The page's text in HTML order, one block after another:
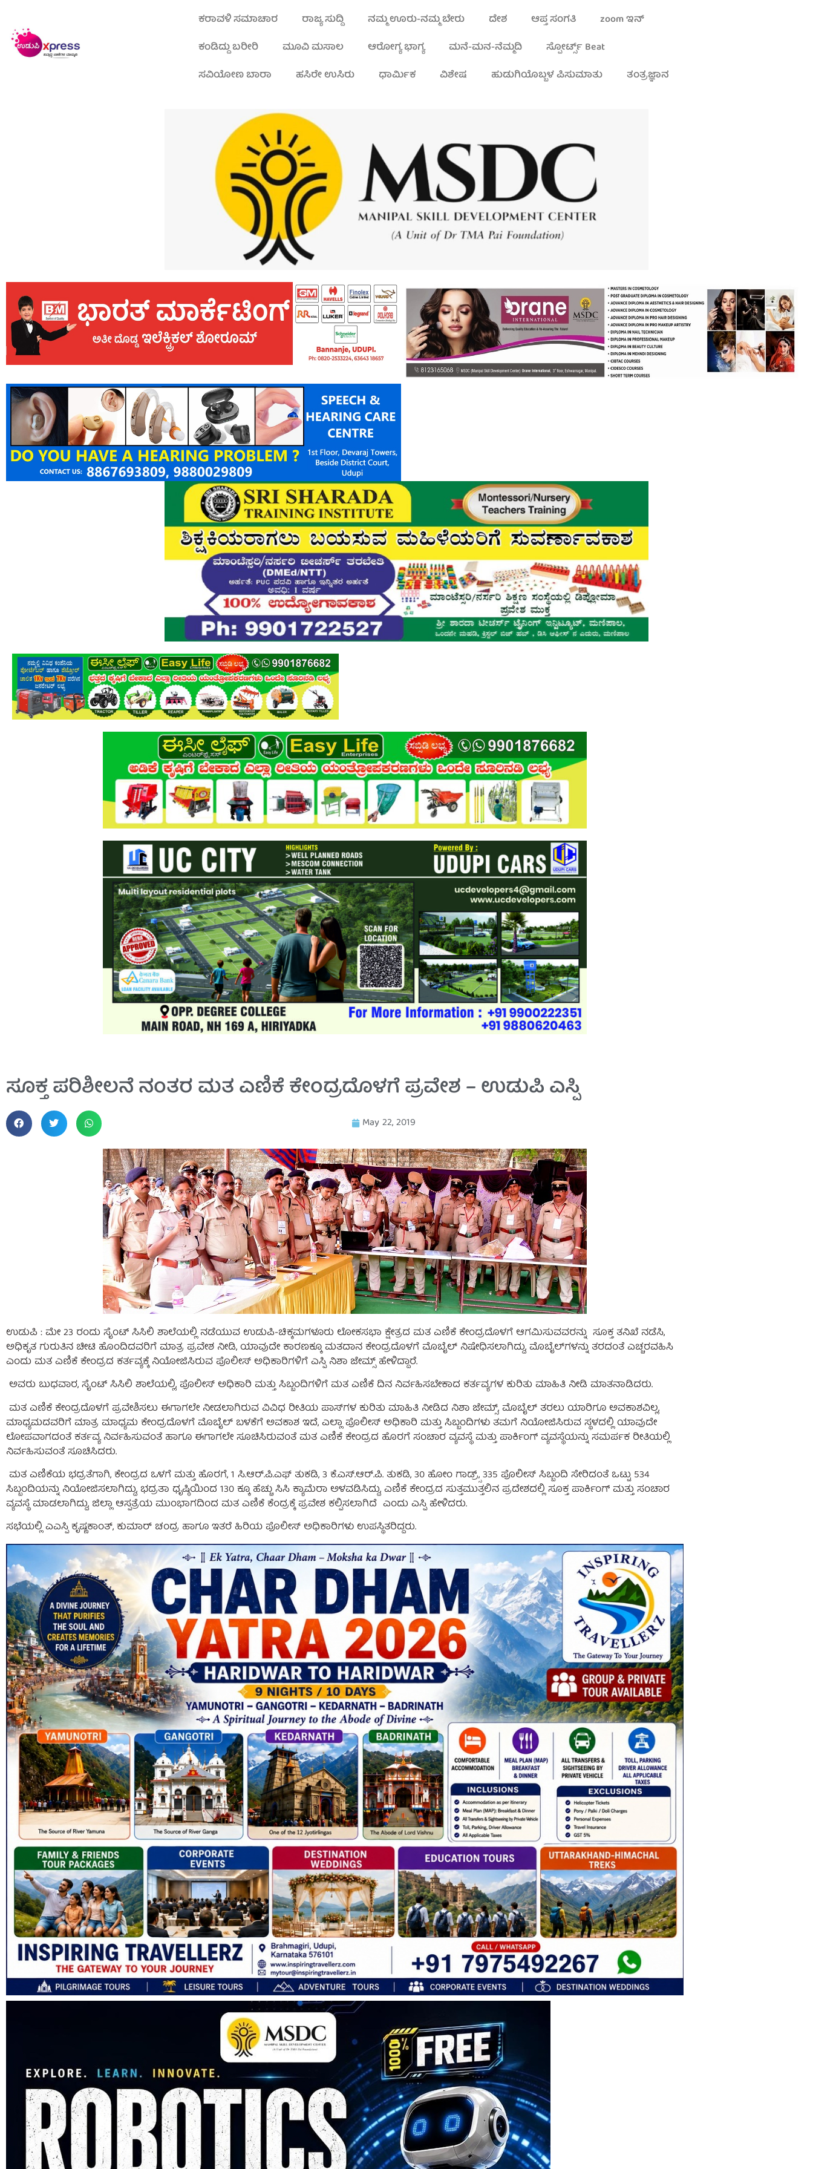
ಕರಾವಳಿ ಸಮಾಚಾರ ರಾಜ್ಯ ಸುದ್ದಿ ನಮ್ಮ ಊರು-ನಮ್ಮ ಬೇರು ದೇಶ ಆಪ್ತ ಸಂಗತಿ
zoom ಇನ್
ಕಂಡಿದ್ದು ಬರೀರಿ
ಮೂವಿ ಮಸಾಲ ಆರೋಗ್ಯ ಭಾಗ್ಯ ಮನೆ-ಮನ-ನೆಮ್ಮದಿ
ಸ್ಪೋರ್ಟ್ಸ್ Beat
ಸವಿಯೋಣ ಬಾರಾ
ಹಸಿರೇ ಉಸಿರು ಧಾರ್ಮಿಕ ವಿಶೇಷ ಹುಡುಗಿಯೊಬ್ಬಳ ಪಿಸುಮಾತು ತಂತ್ರಜ್ಞಾನ
ಸೂಕ್ತ ಪರಿಶೀಲನೆ ನಂತರ ಮತ ಎಣಿಕೆ ಕೇಂದ್ರದೊಳಗೆ ಪ್ರವೇಶ – ಉಡುಪಿ ಎಸ್ಪಿ
May 22, 2019
ಉಡುಪಿ : ಮೇ 23 ರಂದು ಸೈಂಟ್ ಸಿಸಿಲಿ ಶಾಲೆಯಲ್ಲಿ ನಡೆಯುವ ಉಡುಪಿ-ಚಿಕ್ಕಮಗಳೂರು ಲೋಕಸಭಾ ಕ್ಷೇತ್ರದ ಮತ ಎಣಿಕೆ ಕೇಂದ್ರದೊಳಗೆ ಆಗಮಿಸುವವರನ್ನು ಸೂಕ್ತ ತನಿಖೆ ನಡೆಸಿ,
ಅಧಿಕೃತ ಗುರುತಿನ ಚೀಟಿ ಹೊಂದಿದವರಿಗೆ ಮಾತ್ರ ಪ್ರವೇಶ ನೀಡಿ, ಯಾವುದೇ ಕಾರಣಕ್ಕೂ ಮತದಾನ ಕೇಂದ್ರದೊಳಗೆ ಮೊಬೈಲ್ ನಿಷೇಧಿಸಲಾಗಿದ್ದು, ಮೊಬೈಲ್‍ಗಳನ್ನು ತರದಂತೆ ಎಚ್ಚರವಹಿಸಿ
ಎಂದು ಮತ ಎಣಿಕೆ ಕೇಂದ್ರದ ಕರ್ತವ್ಯಕ್ಕೆ ನಿಯೋಜಿಸಿರುವ ಪೊಲೀಸ್ ಅಧಿಕಾರಿಗಳಿಗೆ ಎಸ್ಪಿ ನಿಶಾ ಜೇಮ್ಸ್ ಹೇಳಿದ್ದಾರೆ.
ಅವರು ಬುಧವಾರ, ಸೈಂಟ್ ಸಿಸಿಲಿ ಶಾಲೆಯಲ್ಲಿ, ಪೊಲೀಸ್ ಅಧಿಕಾರಿ ಮತ್ತು ಸಿಬ್ಬಂದಿಗಳಿಗೆ ಮತ ಎಣಿಕೆ ದಿನ ನಿರ್ವಹಿಸಬೇಕಾದ ಕರ್ತವ್ಯಗಳ ಕುರಿತು ಮಾಹಿತಿ ನೀಡಿ ಮಾತನಾಡಿದರು.
ಮತ ಎಣಿಕೆ ಕೇಂದ್ರದೊಳಗೆ ಪ್ರವೇಶಿಸಲು ಈಗಾಗಲೇ ನೀಡಲಾಗಿರುವ ವಿವಿಧ ರೀತಿಯ ಪಾಸ್‍ಗಳ ಕುರಿತು ಮಾಹಿತಿ ನೀಡಿದ ನಿಶಾ ಜೇಮ್ಸ್, ಮೊಬೈಲ್ ತರಲು ಯಾರಿಗೂ ಅವಕಾಶವಿಲ್ಲ,
ಮಾಧ್ಯಮದವರಿಗೆ ಮಾತ್ರ ಮಾಧ್ಯಮ ಕೇಂದ್ರದೊಳಗೆ ಮೊಬೈಲ್ ಬಳಕೆಗೆ ಅವಕಾಶ ಇದೆ, ಎಲ್ಲಾ ಪೊಲೀಸ್ ಅಧಿಕಾರಿ ಮತ್ತು ಸಿಬ್ಬಂದಿಗಳು ತಮಗೆ ನಿಯೋಜಿಸಿರುವ ಸ್ಥಳದಲ್ಲಿ ಯಾವುದೇ
ಲೋಪವಾಗದಂತೆ ಕರ್ತವ್ಯ ನಿರ್ವಹಿಸುವಂತೆ ಹಾಗೂ ಈಗಾಗಲೇ ಸೂಚಿಸಿರುವಂತೆ ಮತ ಎಣಿಕೆ ಕೇಂದ್ರದ ಹೊರಗೆ ಸಂಚಾರ ವ್ಯವಸ್ಥೆ ಮತ್ತು ಪಾರ್ಕಿಂಗ್ ವ್ಯವಸ್ಥೆಯನ್ನು ಸಮರ್ಪಕ ರೀತಿಯಲ್ಲಿ
ನಿರ್ವಹಿಸುವಂತೆ ಸೂಚಿಸಿದರು.
ಮತ ಎಣಿಕೆಯ ಭದ್ರತೆಗಾಗಿ, ಕೇಂದ್ರದ ಒಳಗೆ ಮತ್ತು ಹೊರಗೆ, 1 ಸಿ.ಆರ್.ಪಿ.ಎಫ್ ತುಕಡಿ, 3 ಕೆ.ಎಸ್.ಆರ್.ಪಿ. ತುಕಡಿ, 30 ಹೋಂ ಗಾಡ್ರ್ಸ್, 335 ಪೊಲೀಸ್ ಸಿಬ್ಬಂದಿ ಸೇರಿದಂತೆ ಒಟ್ಟು 534
ಸಿಬ್ಬಂದಿಯನ್ನು ನಿಯೋಜಿಸಲಾಗಿದ್ದು, ಭದ್ರತಾ ಧೃಷ್ಠಿಯಿಂದ 130 ಕ್ಕೂ ಹೆಚ್ಚು ಸಿಸಿ ಕ್ಯಾಮೆರಾ ಅಳವಡಿಸಿದ್ದು, ಎಣಿಕೆ ಕೇಂದ್ರದ ಸುತ್ತಮುತ್ತಲಿನ ಪ್ರದೇಶದಲ್ಲಿ ಸೂಕ್ತ ಪಾರ್ಕಿಂಗ್ ಮತ್ತು ಸಂಚಾರ
ವ್ಯವಸ್ಥೆ ಮಾಡಲಾಗಿದ್ದು, ಜಿಲ್ಲಾ ಆಸ್ಪತ್ರೆಯ ಮುಂಭಾಗದಿಂದ ಮತ ಎಣಿಕೆ ಕೆಂದ್ರಕ್ಕೆ ಪ್ರವೇಶ ಕಲ್ಪಿಸಲಾಗಿದೆ ಎಂದು ಎಸ್ಪಿ ಹೇಳಿದರು.
ಸಭೆಯಲ್ಲಿ ಎಎಸ್ಪಿ ಕೃಷ್ಣಕಾಂತ್, ಕುಮಾರ್ ಚಂದ್ರ ಹಾಗೂ ಇತರೆ ಹಿರಿಯ ಪೊಲೀಸ್ ಅಧಿಕಾರಿಗಳು ಉಪಸ್ಥಿತರಿದ್ದರು.